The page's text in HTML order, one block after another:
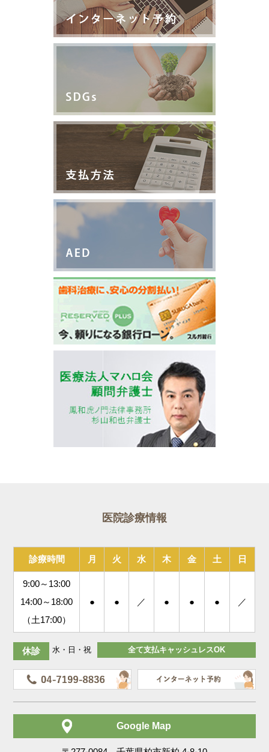
医院診療情報
診療時間 月 火 水 木 金 土 日
9:00～13:00
14:00～18:00
（土17:00）
● ● ／ ● ● ● ／
休診 水・日・祝 全て支払キャッシュレスOK
Google Map